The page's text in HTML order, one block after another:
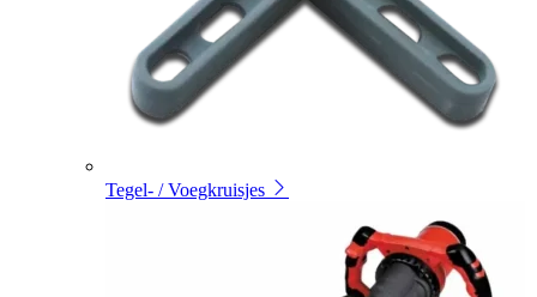
Tegel- / Voegkruisjes